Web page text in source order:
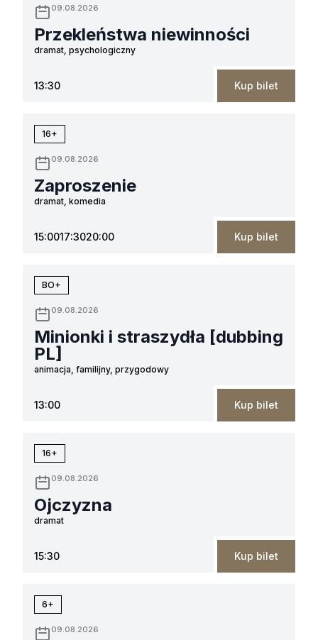
09.08.2026
Przekleństwa niewinności
dramat, psychologiczny
13:30 Kup bilet
16+
09.08.2026
Zaproszenie
dramat, komedia
15:0017:3020:00 Kup bilet
BO+
09.08.2026
Minionki i straszydła [dubbing
PL]
animacja, familijny, przygodowy
13:00 Kup bilet
16+
09.08.2026
Ojczyzna
dramat
15:30 Kup bilet
6+
09.08.2026